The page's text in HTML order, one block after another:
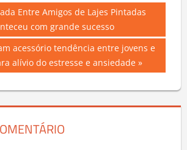
Entre Amigos de Lajes Pintadas
com grande sucesso
acessório tendência entre jovens e
alívio do estresse e ansiedade